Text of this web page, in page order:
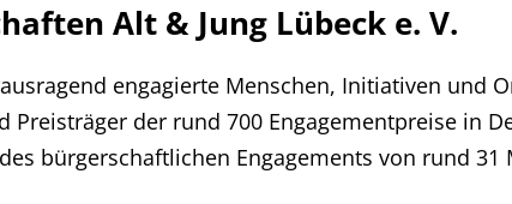
Alt & Jung Lübeck e. V.
engagierte Menschen, Initiativen und
der rund 700 Engagementpreise in
bürgerschaftlichen Engagements von rund 31